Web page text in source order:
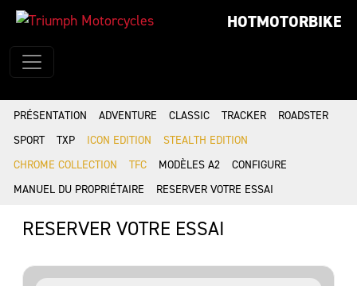
HOTMOTORBIKE
PRÉSENTATION ADVENTURE CLASSIC TRACKER
ROADSTER
SPORT
TXP ICON EDITION
STEALTH EDITION
CHROME COLLECTION
TFC MODÈLES A2
CONFIGURE
MANUEL DU PROPRIÉTAIRE
RESERVER VOTRE ESSAI
RESERVER VOTRE ESSAI